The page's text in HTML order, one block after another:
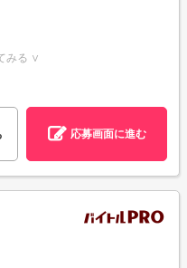
みる ∨
応募画面に進む